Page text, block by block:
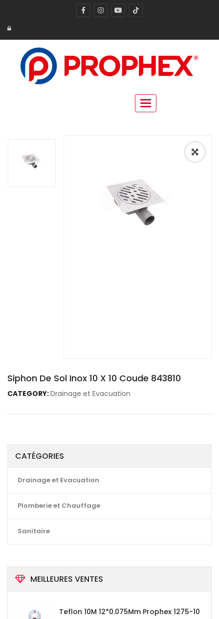
Toggle navigation
CATÉGORIES
Drainage et Evacuation
Plomberie et Chauffage
Sanitaire
MEILLEURES VENTES
Teflon 10M 12*0.075Mm Prophex 1275-10
🔍
Siphon De Sol Inox 10 X 10 Coude 843810
CATEGORY:Drainage et Evacuation